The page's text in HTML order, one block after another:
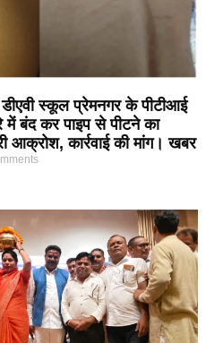
स्कूल प्रेमनगर के पीटीआई
में बंद कर पाइप से पीटने का
आक्रोश, कार्रवाई की मांग। खबर